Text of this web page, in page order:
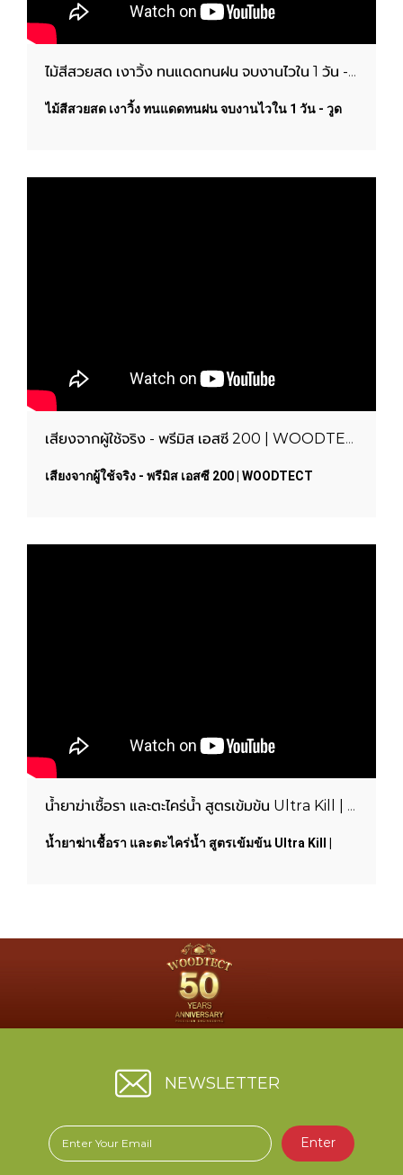
ไม้สีสวยสด เงาวิ้ง ทนแดดทนฝน จบงานไวใน 1 วัน - วูดเทค ไฮบริด วูดการ์ด | WOODTECT PAINTS
ไม้สีสวยสด เงาวิ้ง ทนแดดทนฝน จบงานไวใน 1 วัน - วูด
เสียงจากผู้ใช้จริง - พรีมิส เอสซี 200 | WOODTECT PAINTS
เสียงจากผู้ใช้จริง - พรีมิส เอสซี 200 | WOODTECT
น้ำยาฆ่าเชื้อรา และตะไคร่น้ำ สูตรเข้มข้น Ultra Kill | WOODTECT PAINTS
น้ำยาฆ่าเชื้อรา และตะไคร่น้ำ สูตรเข้มข้น Ultra Kill |
NEWSLETTER
Enter